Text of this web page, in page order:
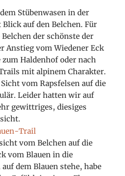
Stübenwasen in der
auf den Belchen. Für
der schönste der
Anstieg vom Wiedener Eck
zum Haldenhof oder nach
mit alpinem Charakter.
vom Rapsfelsen auf die
Leider hatten wir auf
gewittriges, diesiges
vom Belchen auf die
vom Blauen in die
dem Blauen stehe, habe